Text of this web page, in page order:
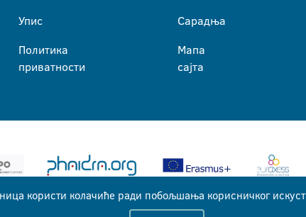
Упис
Политика
приватности
Сарадња
Мапа
сајта
користи колачиће ради побољшања корисничког